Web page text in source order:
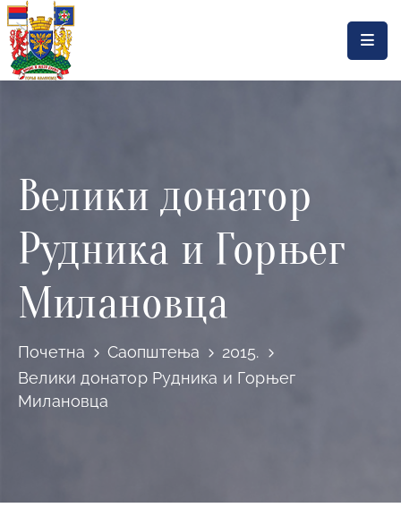
Насловна
Општинска
управа
Актуелности
Документа
Горњи
Милановац
Велики донатор
Рудника и Горњег
Милановца
Почетна Саопштења
2015.
Велики донатор Рудника и Горњег
Милановца